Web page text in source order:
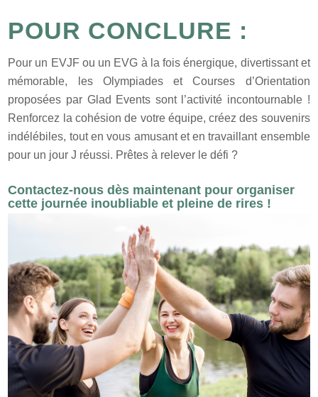
POUR CONCLURE :
Pour un EVJF ou un EVG à la fois énergique, divertissant et
mémorable, les Olympiades et Courses d’Orientation
proposées par Glad Events sont l’activité incontournable !
Renforcez la cohésion de votre équipe, créez des souvenirs
indélébiles, tout en vous amusant et en travaillant ensemble
pour un jour J réussi. Prêtes à relever le défi ?
Contactez-nous dès maintenant pour organiser
cette journée inoubliable et pleine de rires !